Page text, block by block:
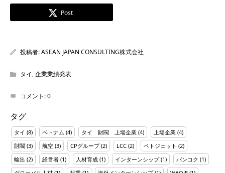
Post
投稿者:ASEAN JAPAN CONSULTING株式会社
タイ,企業業績発表
コメント:0
タグ
タイ (8) ベトナム (4) タイ 財閥 上場企業 (4) 上場企業 (4)
財閥 (3) 航空 (3) CPグループ(2) LCC (2) ベトジェット (2)
輸出 (2) 経営者 (1) 人材育成 (1) インターンシップ(1) バンコク (1)